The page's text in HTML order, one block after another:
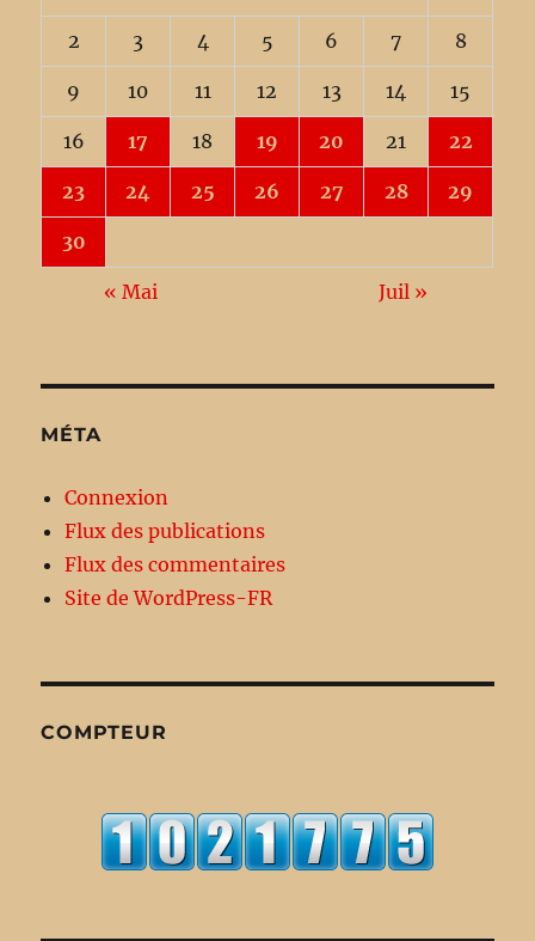
2 3 4 5 6 7 8
9 10 11 12 13 14 15
16 17 18 19 20 21 22
23 24 25 26 27 28 29
30
« Mai Juil »
MÉTA
Connexion
Flux des publications
Flux des commentaires
Site de WordPress-FR
COMPTEUR